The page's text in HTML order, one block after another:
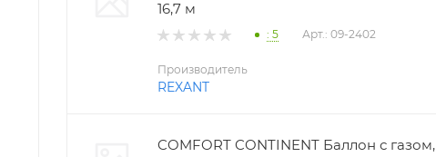
16,7 м
: 5 Арт.: 09-2402
Производитель
REXANT
COMFORT CONTINENT Баллон с газом,